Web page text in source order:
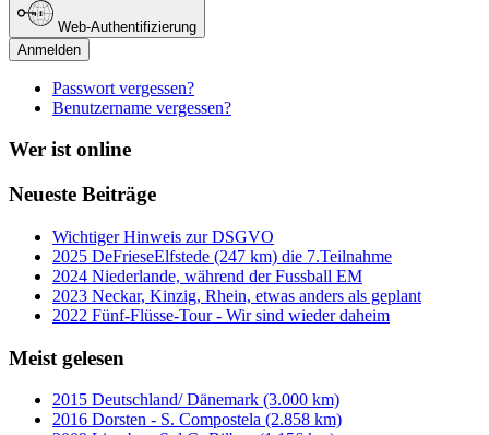
Web-Authentifizierung
Anmelden
Passwort vergessen?
Benutzername vergessen?
Wer ist online
Neueste Beiträge
Wichtiger Hinweis zur DSGVO
2025 DeFrieseElfstede (247 km) die 7.Teilnahme
2024 Niederlande, während der Fussball EM
2023 Neckar, Kinzig, Rhein, etwas anders als geplant
2022 Fünf-Flüsse-Tour - Wir sind wieder daheim
Meist gelesen
2015 Deutschland/ Dänemark (3.000 km)
2016 Dorsten - S. Compostela (2.858 km)